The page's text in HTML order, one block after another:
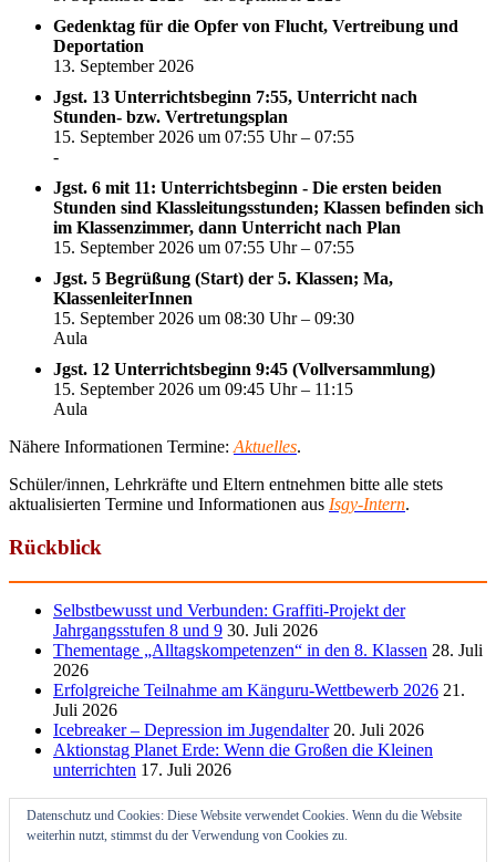
Gedenktag für die Opfer von Flucht, Vertreibung und
Deportation
13. September 2026
Jgst. 13 Unterrichtsbeginn 7:55, Unterricht nach
Stunden- bzw. Vertretungsplan
15. September 2026 um 07:55 Uhr – 07:55
-
Jgst. 6 mit 11: Unterrichtsbeginn - Die ersten beiden
Stunden sind Klassleitungsstunden; Klassen befinden sich
im Klassenzimmer, dann Unterricht nach Plan
15. September 2026 um 07:55 Uhr – 07:55
Jgst. 5 Begrüßung (Start) der 5. Klassen; Ma,
KlassenleiterInnen
15. September 2026 um 08:30 Uhr – 09:30
Aula
Jgst. 12 Unterrichtsbeginn 9:45 (Vollversammlung)
15. September 2026 um 09:45 Uhr – 11:15
Aula
Nähere Informationen Termine: Aktuelles.
Schüler/innen, Lehrkräfte und Eltern entnehmen bitte alle stets
aktualisierten Termine und Informationen aus Isgy-Intern.
Rückblick
Selbstbewusst und Verbunden: Graffiti-Projekt der
Jahrgangsstufen 8 und 9 30. Juli 2026
Thementage „Alltagskompetenzen“ in den 8. Klassen 28. Juli
2026
Erfolgreiche Teilnahme am Känguru-Wettbewerb 2026 21.
Juli 2026
Icebreaker – Depression im Jugendalter 20. Juli 2026
Aktionstag Planet Erde: Wenn die Großen die Kleinen
unterrichten 17. Juli 2026
Datenschutz und Cookies: Diese Website verwendet Cookies. Wenn du die Website
weiterhin nutzt, stimmst du der Verwendung von Cookies zu.